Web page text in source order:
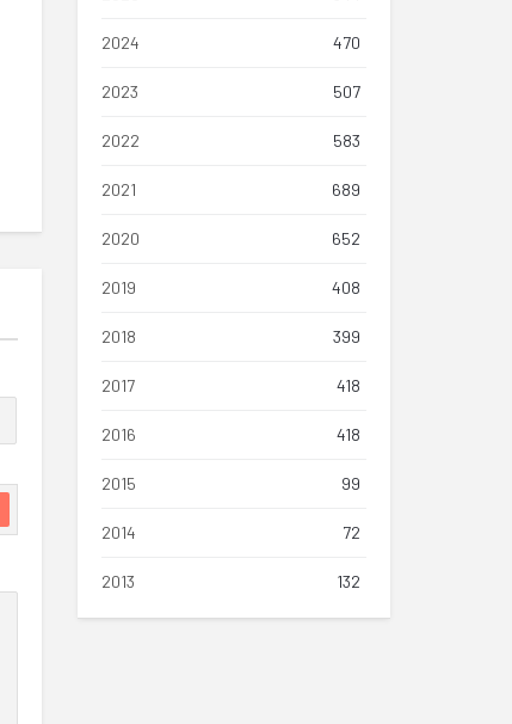
2024 470
2023 507
2022 583
2021 689
2020 652
2019 408
2018 399
2017 418
2016 418
2015 99
2014 72
2013 132